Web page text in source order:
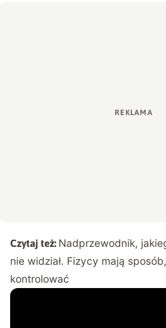
Czytaj też: Nadprzewodnik,
nie widział. Fizycy mają
kontrolować